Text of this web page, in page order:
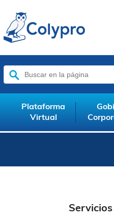
Buscar:
Plataforma
Virtual